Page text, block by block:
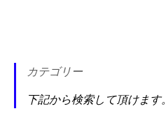
カテゴリー
下記から検索して頂けます。